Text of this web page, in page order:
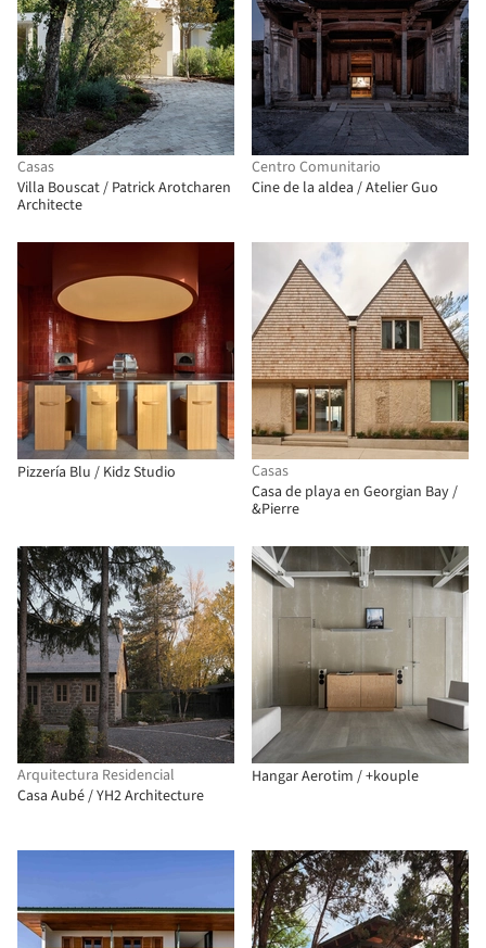
Casas
Villa Bouscat / Patrick Arotcharen
Architecte
Centro Comunitario
Cine de la aldea / Atelier Guo
Pizzería Blu / Kidz Studio
Casas
Casa de playa en Georgian Bay /
&Pierre
Arquitectura Residencial
Casa Aubé / YH2 Architecture
Hangar Aerotim / +kouple